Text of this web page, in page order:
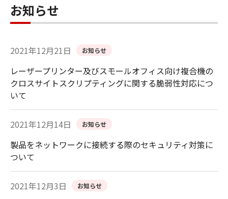
お知らせ
2021年12月21日 お知らせ
レーザープリンター及びスモールオフィス向け複合機の
クロスサイトスクリプティングに関する脆弱性対応につ
いて
2021年12月14日 お知らせ
製品をネットワークに接続する際のセキュリティ対策に
ついて
2021年12月3日 お知らせ